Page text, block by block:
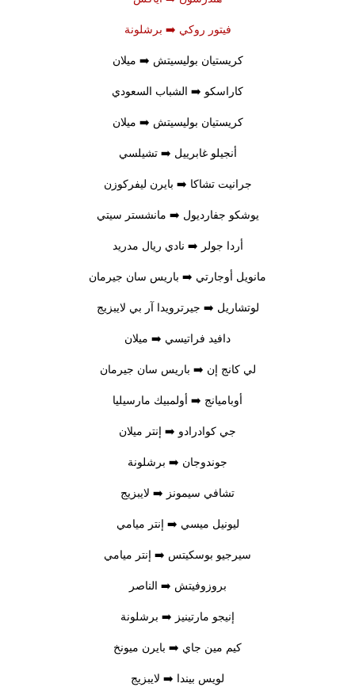
فيتور روكي ➡️ برشلونة
كريستيان بوليسيتش ➡️ ميلان
كاراسكو ➡️ الشباب السعودي
كريستيان بوليسيتش ➡️ ميلان
أنجيلو غابرييل ➡️ تشيلسي
جرانيت تشاكا ➡️ بايرن ليفركوزن
يوشكو جفارديول ➡️ مانشستر سيتي
أردا جولر ➡️ نادي ريال مدريد
مانويل أوجارتي ➡️ باريس سان جيرمان
لوتشاريل ➡️ جيرترويدا آر بي لايبزيج
دافيد فراتيسي ➡️ ميلان
لي كانج إن ➡️ باريس سان جيرمان
أوباميانج ➡️ أولمبيك مارسيليا
جي كوادرادو ➡️ إنتر ميلان
جوندوجان ➡️ برشلونة
تشافي سيمونز ➡️ لايبزيج
ليونيل ميسي ➡️ إنتر ميامي
سيرجيو بوسكيتس ➡️ إنتر ميامي
بروزوفيتش ➡️ الناصر
إنيجو مارتينيز ➡️ برشلونة
كيم مين جاي ➡️ بايرن ميونخ
لويس بيندا ➡️ لايبزيج